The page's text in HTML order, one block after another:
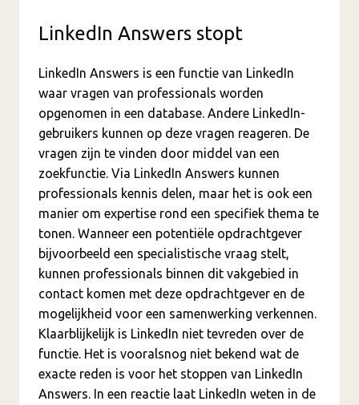
LinkedIn Answers stopt
LinkedIn Answers is een functie van LinkedIn
waar vragen van professionals worden
opgenomen in een database. Andere LinkedIn-
gebruikers kunnen op deze vragen reageren. De
vragen zijn te vinden door middel van een
zoekfunctie. Via LinkedIn Answers kunnen
professionals kennis delen, maar het is ook een
manier om expertise rond een specifiek thema te
tonen. Wanneer een potentiële opdrachtgever
bijvoorbeeld een specialistische vraag stelt,
kunnen professionals binnen dit vakgebied in
contact komen met deze opdrachtgever en de
mogelijkheid voor een samenwerking verkennen.
Klaarblijkelijk is LinkedIn niet tevreden over de
functie. Het is vooralsnog niet bekend wat de
exacte reden is voor het stoppen van LinkedIn
Answers. In een reactie laat LinkedIn weten in de